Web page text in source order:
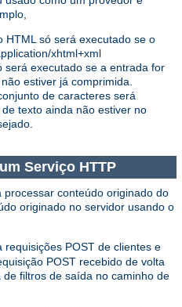
HTML só será executado se o
xhtml+xml
será executado se a entrada for
estiver já comprimida.
de caracteres será
texto ainda não estiver no
Serviço HTTP
conteúdo originado do
originado no servidor usando o
requisições POST de clientes e
POST recebido de volta
filtros de saída no caminho de